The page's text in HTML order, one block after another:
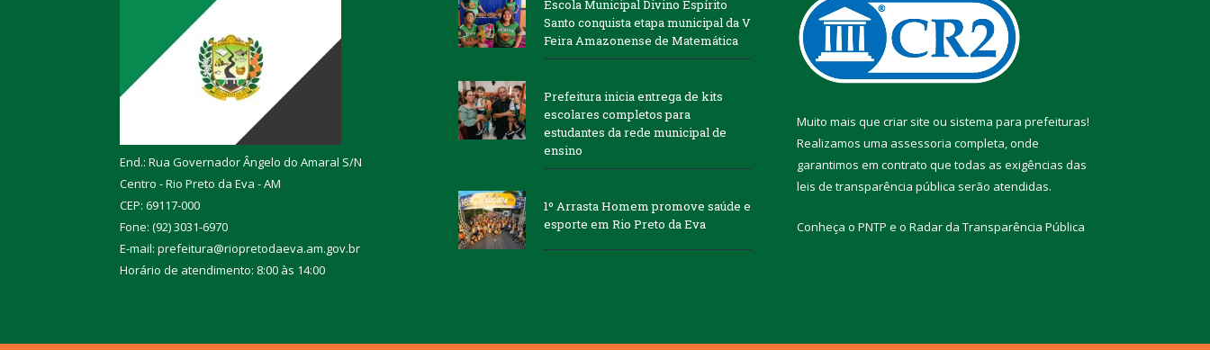
End.: Rua Governador Ângelo do Amaral S/N
Centro - Rio Preto da Eva - AM
CEP: 69117-000
Fone: (92) 3031-6970
E-mail: prefeitura@riopretodaeva.am.gov.br
Horário de atendimento: 8:00 às 14:00
Escola Municipal Divino Espírito
Santo conquista etapa municipal da V
Feira Amazonense de Matemática
Prefeitura inicia entrega de kits
escolares completos para
estudantes da rede municipal de
ensino
1º Arrasta Homem promove saúde e
esporte em Rio Preto da Eva
Muito mais que criar site ou sistema para prefeituras!
Realizamos uma assessoria completa, onde
garantimos em contrato que todas as exigências das
leis de transparência pública serão atendidas.
Conheça o PNTP e o Radar da Transparência Pública